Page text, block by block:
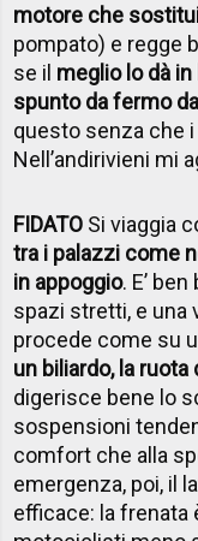
motore che
pompato) e regge
se il meglio lo dà
spunto da fermo
questo senza che
Nell’andirivieni mi
FIDATO Si viaggia
tra i palazzi come
in appoggio. E’
spazi stretti, e una
procede come su
un biliardo, la ruota
digerisce bene lo
sospensioni
comfort che alla
emergenza, poi, il
efficace: la frenata